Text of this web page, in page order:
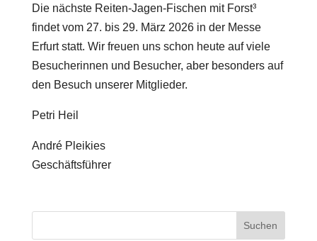
Die nächste Reiten-Jagen-Fischen mit Forst³
findet vom 27. bis 29. März 2026 in der Messe
Erfurt statt. Wir freuen uns schon heute auf viele
Besucherinnen und Besucher, aber besonders auf
den Besuch unserer Mitglieder.
Petri Heil
André Pleikies
Geschäftsführer